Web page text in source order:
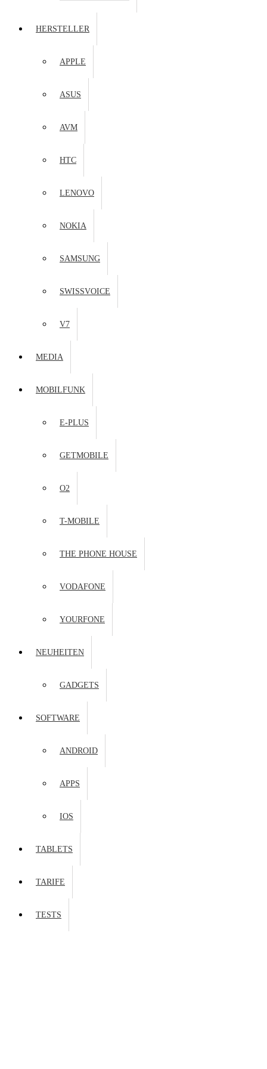
HERSTELLER
APPLE
ASUS
AVM
HTC
LENOVO
NOKIA
SAMSUNG
SWISSVOICE
V7
MEDIA
MOBILFUNK
E-PLUS
GETMOBILE
O2
T-MOBILE
THE PHONE HOUSE
VODAFONE
YOURFONE
NEUHEITEN
GADGETS
SOFTWARE
ANDROID
APPS
IOS
TABLETS
TARIFE
TESTS